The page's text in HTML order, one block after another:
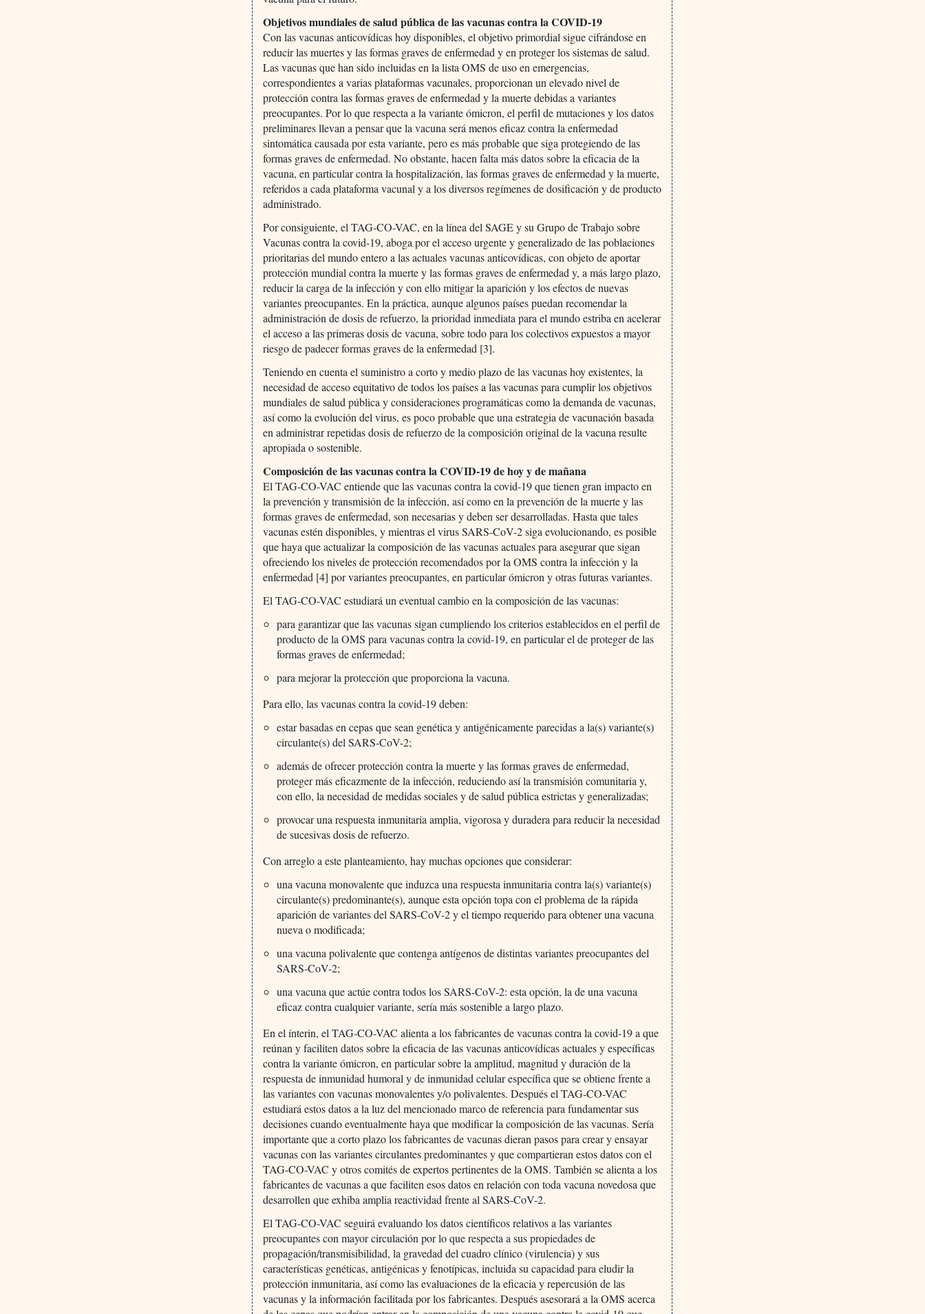
Objetivos mundiales de salud pública de las vacunas contra la COVID-19
Con las vacunas anticovídicas hoy disponibles, el objetivo primordial sigue cifrándose en
reducir las muertes y las formas graves de enfermedad y en proteger los sistemas de salud.
Las vacunas que han sido incluidas en la lista OMS de uso en emergencias,
correspondientes a varias plataformas vacunales, proporcionan un elevado nivel de
protección contra las formas graves de enfermedad y la muerte debidas a variantes
preocupantes. Por lo que respecta a la variante ómicron, el perfil de mutaciones y los datos
preliminares llevan a pensar que la vacuna será menos eficaz contra la enfermedad
sintomática causada por esta variante, pero es más probable que siga protegiendo de las
formas graves de enfermedad. No obstante, hacen falta más datos sobre la eficacia de la
vacuna, en particular contra la hospitalización, las formas graves de enfermedad y la muerte,
referidos a cada plataforma vacunal y a los diversos regímenes de dosificación y de producto
administrado.
Por consiguiente, el TAG-CO-VAC, en la línea del SAGE y su Grupo de Trabajo sobre
Vacunas contra la covid-19, aboga por el acceso urgente y generalizado de las poblaciones
prioritarias del mundo entero a las actuales vacunas anticovídicas, con objeto de aportar
protección mundial contra la muerte y las formas graves de enfermedad y, a más largo plazo,
reducir la carga de la infección y con ello mitigar la aparición y los efectos de nuevas
variantes preocupantes. En la práctica, aunque algunos países puedan recomendar la
administración de dosis de refuerzo, la prioridad inmediata para el mundo estriba en acelerar
el acceso a las primeras dosis de vacuna, sobre todo para los colectivos expuestos a mayor
riesgo de padecer formas graves de la enfermedad [3].
Teniendo en cuenta el suministro a corto y medio plazo de las vacunas hoy existentes, la
necesidad de acceso equitativo de todos los países a las vacunas para cumplir los objetivos
mundiales de salud pública y consideraciones programáticas como la demanda de vacunas,
así como la evolución del virus, es poco probable que una estrategia de vacunación basada
en administrar repetidas dosis de refuerzo de la composición original de la vacuna resulte
apropiada o sostenible.
Composición de las vacunas contra la COVID-19 de hoy y de mañana
El TAG-CO-VAC entiende que las vacunas contra la covid-19 que tienen gran impacto en
la prevención y transmisión de la infección, así como en la prevención de la muerte y las
formas graves de enfermedad, son necesarias y deben ser desarrolladas. Hasta que tales
vacunas estén disponibles, y mientras el virus SARS-CoV-2 siga evolucionando, es posible
que haya que actualizar la composición de las vacunas actuales para asegurar que sigan
ofreciendo los niveles de protección recomendados por la OMS contra la infección y la
enfermedad [4] por variantes preocupantes, en particular ómicron y otras futuras variantes.
El TAG-CO-VAC estudiará un eventual cambio en la composición de las vacunas:
para garantizar que las vacunas sigan cumpliendo los criterios establecidos en el perfil de
producto de la OMS para vacunas contra la covid-19, en particular el de proteger de las
formas graves de enfermedad;
para mejorar la protección que proporciona la vacuna.
Para ello, las vacunas contra la covid-19 deben:
estar basadas en cepas que sean genética y antigénicamente parecidas a la(s) variante(s)
circulante(s) del SARS-CoV-2;
además de ofrecer protección contra la muerte y las formas graves de enfermedad,
proteger más eficazmente de la infección, reduciendo así la transmisión comunitaria y,
con ello, la necesidad de medidas sociales y de salud pública estrictas y generalizadas;
provocar una respuesta inmunitaria amplia, vigorosa y duradera para reducir la necesidad
de sucesivas dosis de refuerzo.
Con arreglo a este planteamiento, hay muchas opciones que considerar:
una vacuna monovalente que induzca una respuesta inmunitaria contra la(s) variante(s)
circulante(s) predominante(s), aunque esta opción topa con el problema de la rápida
aparición de variantes del SARS-CoV-2 y el tiempo requerido para obtener una vacuna
nueva o modificada;
una vacuna polivalente que contenga antígenos de distintas variantes preocupantes del
SARS-CoV-2;
una vacuna que actúe contra todos los SARS-CoV-2: esta opción, la de una vacuna
eficaz contra cualquier variante, sería más sostenible a largo plazo.
En el ínterin, el TAG-CO-VAC alienta a los fabricantes de vacunas contra la covid-19 a que
reúnan y faciliten datos sobre la eficacia de las vacunas anticovídicas actuales y específicas
contra la variante ómicron, en particular sobre la amplitud, magnitud y duración de la
respuesta de inmunidad humoral y de inmunidad celular específica que se obtiene frente a
las variantes con vacunas monovalentes y/o polivalentes. Después el TAG-CO-VAC
estudiará estos datos a la luz del mencionado marco de referencia para fundamentar sus
decisiones cuando eventualmente haya que modificar la composición de las vacunas. Sería
importante que a corto plazo los fabricantes de vacunas dieran pasos para crear y ensayar
vacunas con las variantes circulantes predominantes y que compartieran estos datos con el
TAG-CO-VAC y otros comités de expertos pertinentes de la OMS. También se alienta a los
fabricantes de vacunas a que faciliten esos datos en relación con toda vacuna novedosa que
desarrollen que exhiba amplia reactividad frente al SARS-CoV-2.
El TAG-CO-VAC seguirá evaluando los datos científicos relativos a las variantes
preocupantes con mayor circulación por lo que respecta a sus propiedades de
propagación/transmisibilidad, la gravedad del cuadro clínico (virulencia) y sus
características genéticas, antigénicas y fenotípicas, incluida su capacidad para eludir la
protección inmunitaria, así como las evaluaciones de la eficacia y repercusión de las
vacunas y la información facilitada por los fabricantes. Después asesorará a la OMS acerca